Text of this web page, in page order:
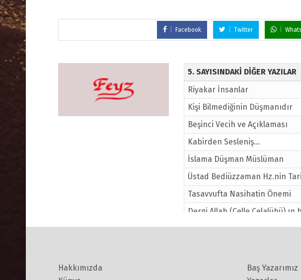
Facebook Twitter
5. SAYISINDAKİ DİĞER YAZILAR
Riyakar İnsanlar
Kişi Bilmediğinin Düşmanıdır
Beşinci Vecih ve Açıklaması
Kabirden Sesleniş...
İslama Düşman Müslüman
Üstad Bediüzzaman Hz.nin
Tasavvufta Nasihatin Önemi
Dergi Allah (Celle Celalühü)
Marifet Mi?
Kişi Bilmediğinin Düşmanıdır
Hakkımızda
Baş Yazarımız